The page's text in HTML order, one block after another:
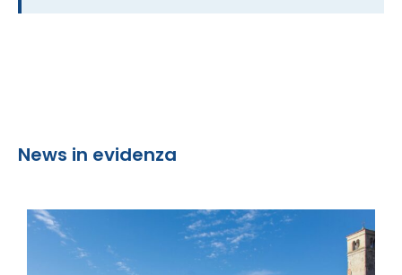
News in evidenza